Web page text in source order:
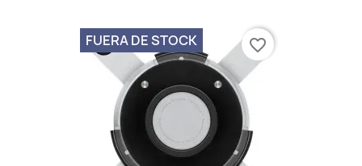
FUERA DE STOCK favorite_border